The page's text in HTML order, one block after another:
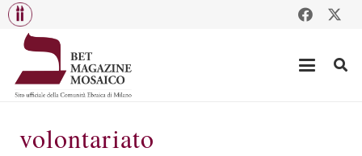
volontariato